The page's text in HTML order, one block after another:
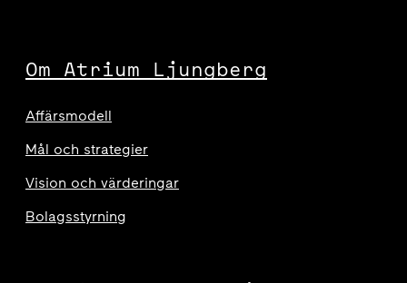
Om Atrium Ljungberg
Affärsmodell
Mål och strategier
Vision och värderingar
Bolagsstyrning